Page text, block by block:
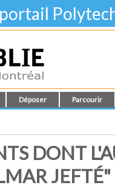
Déposer Parcourir
DONT
JEFTÉ"